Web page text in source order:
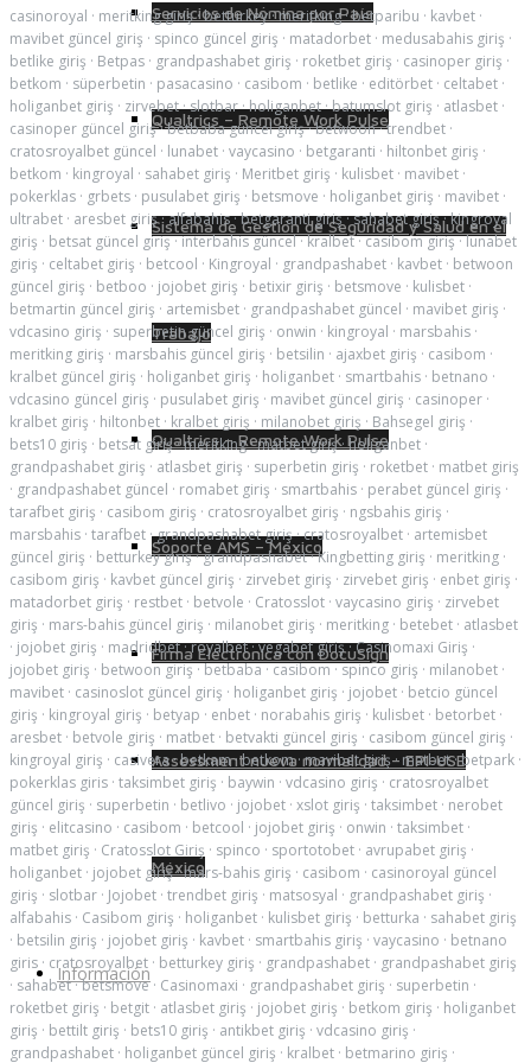
Servicios de Nómina por País
Qualtrics – Remote Work Pulse
Sistema de Gestión de Seguridad y Salud en el
Trabajo
Qualtrics – Remote Work Pulse
Soporte AMS – México
Firma Electrónica con DocuSign
Assessment nueva normalidad – EPI-USE
México
Información
casinoroyal · meritking giriş·betturkey·meritking·betparibu · kavbet ·
mavibet güncel giriş · spinco güncel giriş · matadorbet · medusabahis giriş ·
betlike giriş · Betpas · grandpashabet giriş · roketbet giriş · casinoper giriş ·
betkom · süperbetin · pasacasino · casibom · betlike · editörbet · celtabet ·
holiganbet giriş · zirvebet·slotbar·holiganbet·batumslot giriş · atlasbet ·
casinoper güncel giriş·betbaba güncel giriş·betwoon·trendbet ·
cratosroyalbet güncel · lunabet · vaycasino · betgaranti · hiltonbet giriş ·
betkom · kingroyal · sahabet giriş · Meritbet giriş · kulisbet · mavibet ·
pokerklas · grbets · pusulabet giriş · betsmove · holiganbet giriş · mavibet ·
ultrabet · aresbet giriş·alfabahis·betgaranti giriş·sahabet giriş·kingroyal
giriş · betsat güncel giriş·interbahis güncel·kralbet·casibom giriş·lunabet
giriş · celtabet giriş · betcool · Kingroyal · grandpashabet · kavbet · betwoon
güncel giriş · betboo · jojobet giriş · betixir giriş · betsmove · kulisbet ·
betmartin güncel giriş · artemisbet · grandpashabet güncel · mavibet giriş ·
vdcasino giriş · superbetin güncel giriş · onwin · kingroyal · marsbahis ·
meritking giriş · marsbahis güncel giriş · betsilin · ajaxbet giriş · casibom ·
kralbet güncel giriş · holiganbet giriş · holiganbet · smartbahis · betnano ·
vdcasino güncel giriş · pusulabet giriş · mavibet güncel giriş · casinoper ·
kralbet giriş · hiltonbet · kralbet giriş · milanobet giriş · Bahsegel giriş ·
bets10 giriş · betsat giriş·meritking·matbet giriş·holiganbet ·
grandpashabet giriş · atlasbet giriş · superbetin giriş · roketbet · matbet giriş
· grandpashabet güncel · romabet giriş · smartbahis · perabet güncel giriş ·
tarafbet giriş · casibom giriş · cratosroyalbet giriş · ngsbahis giriş ·
marsbahis · tarafbet ·grandpashabet giriş·cratosroyalbet · artemisbet
güncel giriş · betturkey giriş·grandpashabet·Kingbetting giriş · meritking ·
casibom giriş · kavbet güncel giriş · zirvebet giriş · zirvebet giriş · enbet giriş ·
matadorbet giriş · restbet · betvole · Cratosslot · vaycasino giriş · zirvebet
giriş · mars-bahis güncel giriş · milanobet giriş · meritking · betebet · atlasbet
· jojobet giriş · madridbet·royalbet·vegabet giriş·Casinomaxi Giriş ·
jojobet giriş · betwoon giriş·betbaba·casibom·spinco giriş · milanobet ·
mavibet · casinoslot güncel giriş · holiganbet giriş · jojobet · betcio güncel
giriş · kingroyal giriş · betyap · enbet · norabahis giriş · kulisbet · betorbet ·
aresbet · betvole giriş · matbet · betvakti güncel giriş · casibom güncel giriş ·
kingroyal giriş · casivera·betkam·betkom·mavibet giriş·matbet·betpark ·
pokerklas giris · taksimbet giriş · baywin · vdcasino giriş · cratosroyalbet
güncel giriş · superbetin · betlivo · jojobet · xslot giriş · taksimbet · nerobet
giriş · elitcasino · casibom · betcool · jojobet giriş · onwin · taksimbet ·
matbet giriş · Cratosslot Giriş · spinco · sportotobet · avrupabet giriş ·
holiganbet · jojobet giriş·mars-bahis giriş · casibom · casinoroyal güncel
giriş · slotbar · Jojobet · trendbet giriş · matsosyal · grandpashabet giriş ·
alfabahis · Casibom giriş · holiganbet · kulisbet giriş · betturka · sahabet giriş
· betsilin giriş · jojobet giriş · kavbet · smartbahis giriş · vaycasino · betnano
giris · cratosroyalbet · betturkey giriş · grandpashabet · grandpashabet giriş
· sahabet·betsmove· Casinomaxi · grandpashabet giriş · superbetin ·
roketbet giriş · betgit · atlasbet giriş · jojobet giriş · betkom giriş · holiganbet
giriş · bettilt giriş · bets10 giriş · antikbet giriş · vdcasino giriş ·
grandpashabet · holiganbet güncel giriş · kralbet · betmarino giriş ·